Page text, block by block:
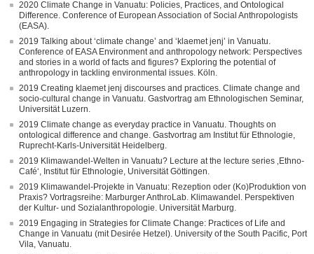
2020 Climate Change in Vanuatu: Policies, Practices, and Ontological
Difference. Conference of European Association of Social Anthropologists
(EASA).
2019 Talking about ‘climate change’ and ‘klaemet jenj’ in Vanuatu.
Conference of EASA Environment and anthropology network: Perspectives
and stories in a world of facts and figures? Exploring the potential of
anthropology in tackling environmental issues. Köln.
2019 Creating klaemet jenj discourses and practices. Climate change and
socio-cultural change in Vanuatu. Gastvortrag am Ethnologischen Seminar,
Universität Luzern.
2019 Climate change as everyday practice in Vanuatu. Thoughts on
ontological difference and change. Gastvortrag am Institut für Ethnologie,
Ruprecht-Karls-Universität Heidelberg.
2019 Klimawandel-Welten in Vanuatu? Lecture at the lecture series ‚Ethno-
Café‘, Institut für Ethnologie, Universität Göttingen.
2019 Klimawandel-Projekte in Vanuatu: Rezeption oder (Ko)Produktion von
Praxis? Vortragsreihe: Marburger AnthroLab. Klimawandel. Perspektiven
der Kultur- und Sozialanthropologie. Universität Marburg.
2019 Engaging in Strategies for Climate Change: Practices of Life and
Change in Vanuatu (mit Desirée Hetzel). University of the South Pacific, Port
Vila, Vanuatu.